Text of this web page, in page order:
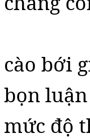
cào bới
bọn
mức độ